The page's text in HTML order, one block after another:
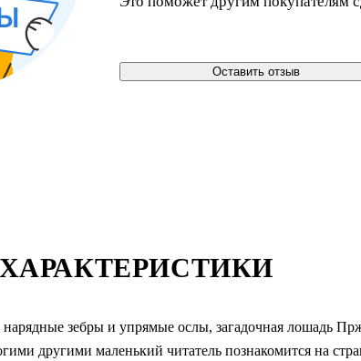
зебры и упрямые ослы, загадочная лошадь
другими маленький читатель познакомится на
Оставить отзыв